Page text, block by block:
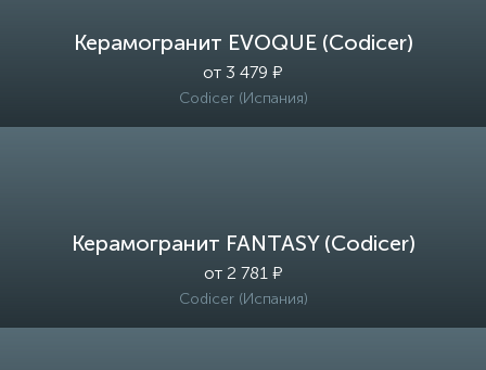
Керамогранит EVOQUE (Codicer)
от 3 479 ₽
Codicer (Испания)
Керамогранит FANTASY (Codicer)
от 2 781 ₽
Codicer (Испания)